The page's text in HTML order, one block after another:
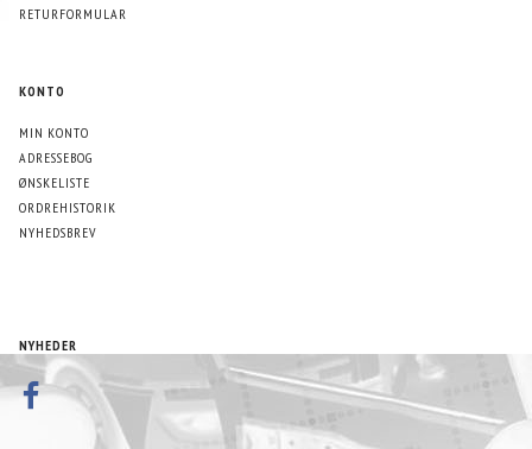
RETURFORMULAR
KONTO
MIN KONTO
ADRESSEBOG
ØNSKELISTE
ORDREHISTORIK
NYHEDSBREV
NYHEDER